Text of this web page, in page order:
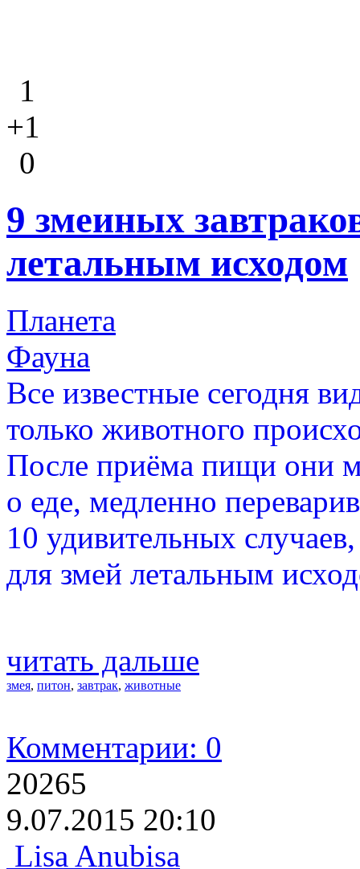
1
+1
0
9 змеиных
летальным исходом
Планета
Фауна
Все известные сегодня
только животного
После приёма пищи они
о еде, медленно
10 удивительных
для змей летальным
читать дальше
змея, питон, завтрак, животные
Комментарии: 0
20265
9.07.2015 20:10
Lisa Anubisa